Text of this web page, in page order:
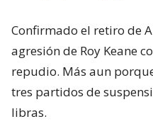
Confirmado el retiro de
agresión de Roy Keane
repudio. Más aun
tres partidos de
libras.